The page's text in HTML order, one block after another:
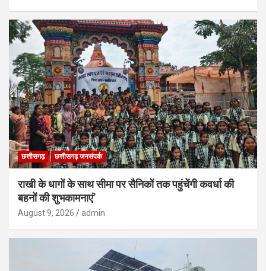
छत्तीसगढ़ छत्तीसगढ़ जनसंपर्क
राखी के धागों के साथ सीमा पर सैनिकों तक पहुंचेंगी कवर्धा की
बहनों की शुभकामनाएं’
August 9, 2026 admin